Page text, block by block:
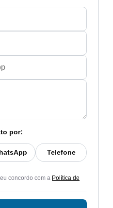
por:
Telefone
concordo com a Política de